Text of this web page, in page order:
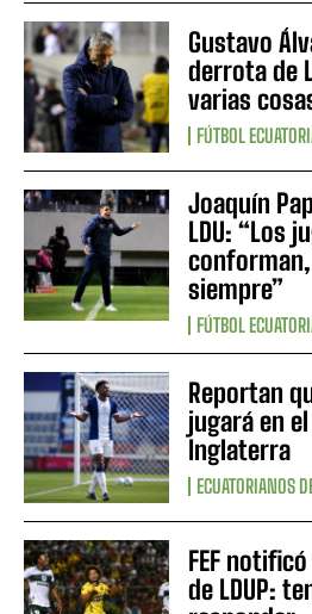
Gustavo
derrota de
varias
FÚTBOL
Joaquín
LDU: “Los
siempre”
FÚTBOL
Reportan
jugará en
Inglaterra
ECUATORIANOS
FEF
de LDUP: